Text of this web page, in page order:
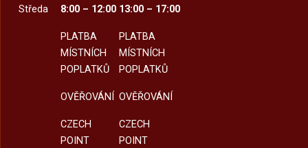
Středa
8:00 – 12:00
PLATBA
MÍSTNÍCH
POPLATKŮ
OVĚŘOVÁNÍ
CZECH
POINT
13:00 – 17:00
PLATBA
MÍSTNÍCH
POPLATKŮ
OVĚŘOVÁNÍ
CZECH
POINT